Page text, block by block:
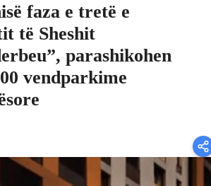
faza e tretë e
të Sheshit
parashikohen
vendparkime